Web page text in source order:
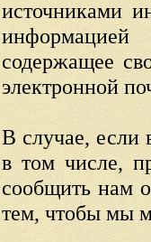
источниками
содержащее
электронной
В случае, если
в том числе,
сообщить нам
тем, чтобы мы